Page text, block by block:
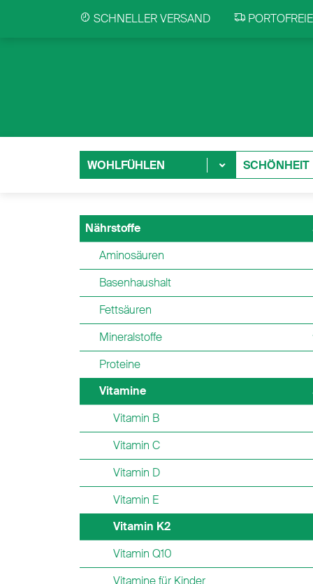
SCHNELLER VERSAND
WOHLFÜHLEN SCHÖNHEIT
Nährstoffe
Aminosäuren
Basenhaushalt
Fettsäuren
Mineralstoffe
Proteine
Vitamine
Vitamin B
Vitamin C
Vitamin D
Vitamin E
Vitamin K2
Vitamin Q10
Vitamine für Kinder